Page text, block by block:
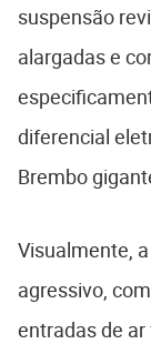
suspensão
alargadas e
diferencial
Brembo
Visualmente,
agressivo,
entradas de